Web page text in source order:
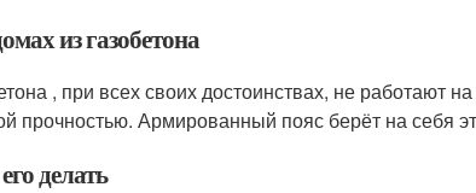
из газобетона
, при всех своих достоинствах, не работают
прочностью. Армированный пояс берёт на себя
делать